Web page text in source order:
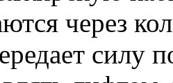
через
силу